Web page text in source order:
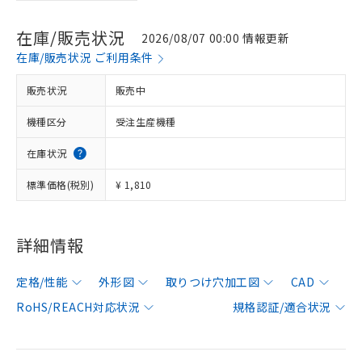
在庫/販売状況
2026/08/07 00:00 情報更新
在庫/販売状況 ご利用条件
販売状況 販売中
機種区分 受注生産機種
在庫状況
標準価格(税別) ¥ 1,810
詳細情報
定格/性能 外形図 取りつけ穴加工図
CAD
RoHS/REACH対応状況
規格認証/適合状況